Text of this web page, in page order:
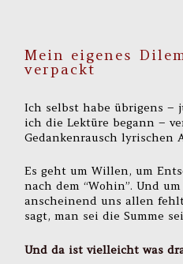
Mein eigenes
verpackt
Ich selbst habe übrigens –
ich die Lektüre begann –
Gedankenrausch lyrischen
Es geht um Willen, um
nach dem “Wohin”. Und
anscheinend uns allen
sagt, man sei die Summe
Und da ist vielleicht was